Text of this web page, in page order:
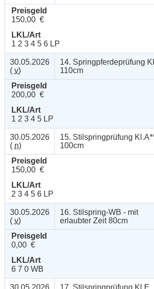
Preisgeld
150,00 €
LKL/Art
1 2 3 4 5 6 LP
30.05.2026
( v)
14. Springpferdeprüfung
110cm
Preisgeld
200,00 €
LKL/Art
1 2 3 4 5 LP
30.05.2026
( n)
15. Stilspringprüfung
100cm
Preisgeld
150,00 €
LKL/Art
2 3 4 5 6 LP
30.05.2026
( v)
16. Stilspring-WB - mit
erlaubter Zeit 80cm
Preisgeld
0,00 €
LKL/Art
6 7 0 WB
30.05.2026 17. Stilspringprüfung Kl.E